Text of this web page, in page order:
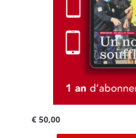
€50,00